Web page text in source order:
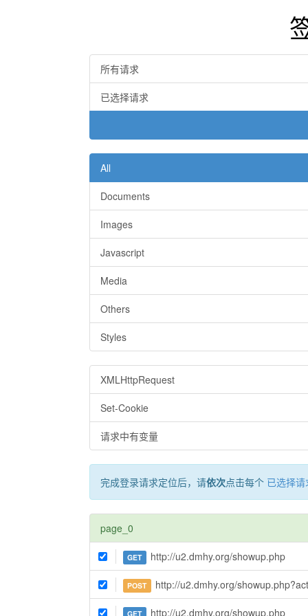
所有请求
已选择请求
All
Documents
Images
Javascript
Media
Others
Styles
XMLHttpRequest
Set-Cookie
请求中有变量
完成登录请求定位后，请依次点击每个 已选择请
page_0
GET http://u2.dmhy.org/showup.php
POST http://u2.dmhy.org/
GET http://u2.dmhy.org/showup.php